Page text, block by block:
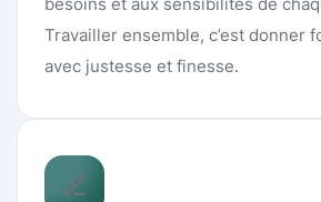
Travailler ensemble, c’est donner
avec justesse et finesse.